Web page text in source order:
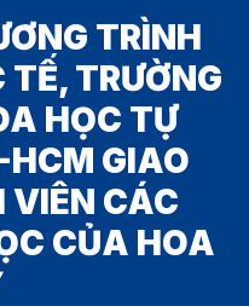
TRÌNH
TRƯỜNG
HỌC TỰ
GIAO
VIÊN CÁC
CỦA HOA